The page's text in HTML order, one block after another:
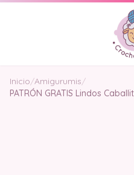
Inicio/Amigurumis/
PATRÓN GRATIS Lindos